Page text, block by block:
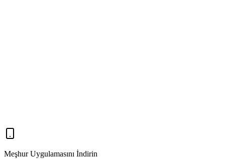
Meşhur Uygulamasını İndirin